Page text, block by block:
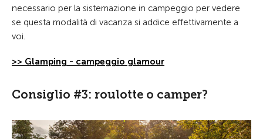
necessario per la sistemazione in campeggio per vedere
se questa modalità di vacanza si addice effettivamente a
voi.
>> Glamping - campeggio glamour
Consiglio #3: roulotte o camper?